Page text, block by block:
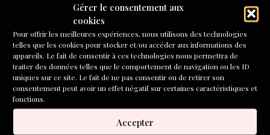
Gérer le consentement aux
cookies
Pour offrir les meilleures expériences, nous utilisons des technologies
telles que les cookies pour stocker et/ou accéder aux informations des
appareils. Le fait de consentir à ces technologies nous permettra de
traiter des données telles que le comportement de navigation ou les ID
uniques sur ce site. Le fait de ne pas consentir ou de retirer son
consentement peut avoir un effet négatif sur certaines caractéristiques et
fonctions.
Accepter
Au fil des sessions en présentiel, à Paris, chez Aleph, avec
Renée Combal-Weiss, j’ai découvert des approches
différentes pour parler d’un souvenir, d’une personne,
d’un événement.
Les rencontres des
Ateliers Aleph de janvier